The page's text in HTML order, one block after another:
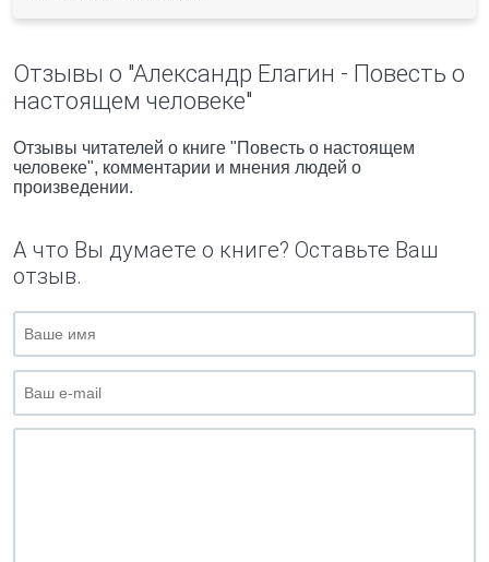
Отзывы о "Александр Елагин - Повесть о
настоящем человеке"
Отзывы читателей о книге "Повесть о настоящем
человеке", комментарии и мнения людей о
произведении.
А что Вы думаете о книге? Оставьте Ваш
отзыв.